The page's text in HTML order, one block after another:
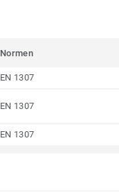
Normen
EN 1307
EN 1307
EN 1307